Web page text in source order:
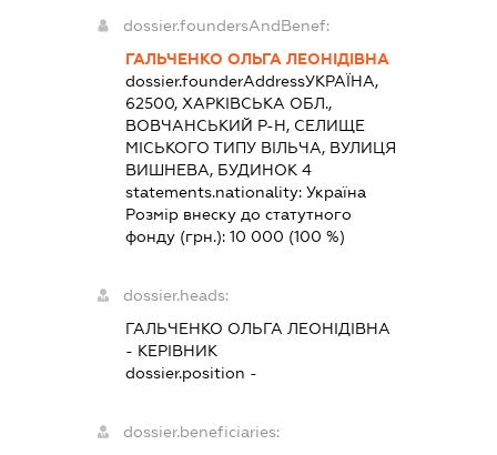
dossier.foundersAndBenef:
ГАЛЬЧЕНКО ОЛЬГА ЛЕОНІДІВНА
dossier.founderAddressУКРАЇНА,
62500, ХАРКІВСЬКА ОБЛ.,
ВОВЧАНСЬКИЙ Р-Н, СЕЛИЩЕ
МІСЬКОГО ТИПУ ВІЛЬЧА, ВУЛИЦЯ
ВИШНЕВА, БУДИНОК 4
statements.nationality:Україна
Розмір внеску до статутного
фонду (грн.):10 000 (100 %)
dossier.heads:
ГАЛЬЧЕНКО ОЛЬГА ЛЕОНІДІВНА
- КЕРІВНИК
dossier.position -
dossier.beneficiaries: